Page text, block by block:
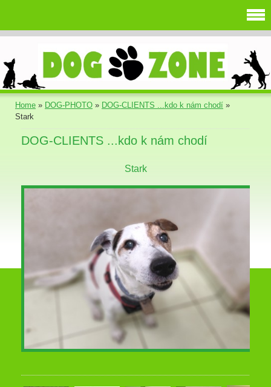
Home » DOG-PHOTO » DOG-CLIENTS ...kdo k nám chodí »
Stark
DOG-CLIENTS ...kdo k nám chodí
Stark